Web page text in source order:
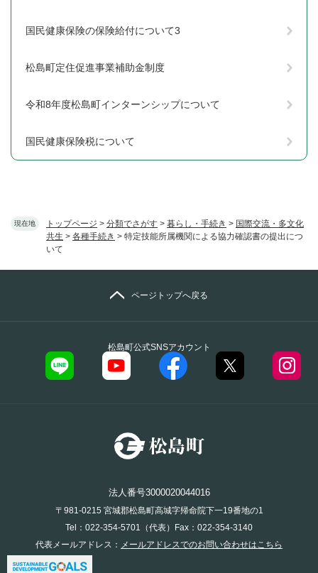
現在地 トップページ > 分類でさがす > 暮らし・手続き > 国際交流・多文化
共生 > 各種手続き > 特定技能所属機関による協力確認書の提出につ
いて
国民健康保険の保険給付について3
松島町定住促進事業補助金制度
令和8年度松島町インターンシップについて
国民健康保険税について
松島町公式SNSアカウント
ページトップへ戻る
法人番号3000020044016
〒981-0215 宮城郡松島町高城字帰命院下一19番地の1
Tel：022-354-5701（代表）Fax：022-354-3140
代表メールアドレス： メールアドレスでのお問い合わせはこちら